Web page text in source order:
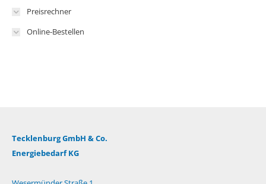
Preisrechner
Online-Bestellen
Tecklenburg GmbH & Co.
Energiebedarf KG